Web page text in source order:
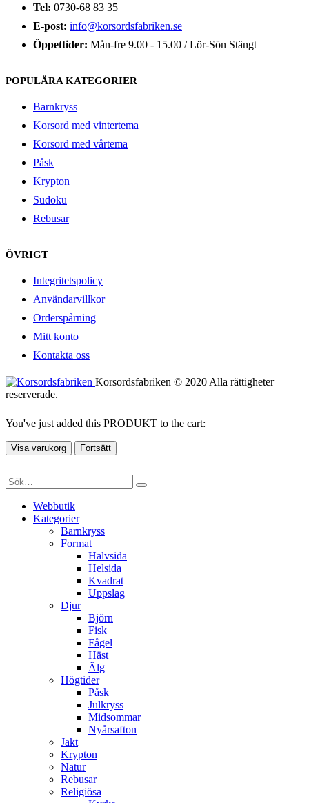
Tel: 0730-68 83 35
E-post: info@korsordsfabriken.se
Öppettider: Mån-fre 9.00 - 15.00 / Lör-Sön Stängt
POPULÄRA KATEGORIER
Barnkryss
Korsord med vintertema
Korsord med vårtema
Påsk
Krypton
Sudoku
Rebusar
ÖVRIGT
Integritetspolicy
Användarvillkor
Orderspårning
Mitt konto
Kontakta oss
Korsordsfabriken © 2020 Alla rättigheter
reserverade.
You've just added this PRODUKT to the cart:
Visa varukorg Fortsätt
Webbutik
Kategorier
Barnkryss
Format
Halvsida
Helsida
Kvadrat
Uppslag
Djur
Björn
Fisk
Fågel
Häst
Älg
Högtider
Påsk
Julkryss
Midsommar
Nyårsafton
Jakt
Krypton
Natur
Rebusar
Religiösa